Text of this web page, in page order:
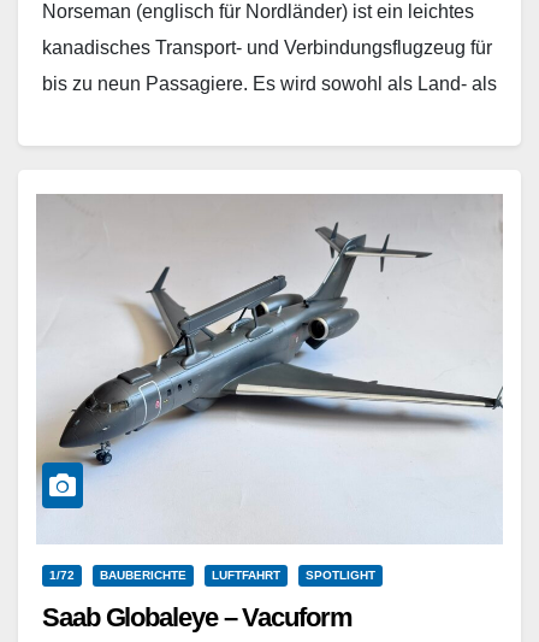
Norseman (englisch für Nordländer) ist ein leichtes
kanadisches Transport- und Verbindungsflugzeug für
bis zu neun Passagiere. Es wird sowohl als Land- als
1/72 BAUBERICHTE LUFTFAHRT SPOTLIGHT
Saab Globaleye – Vacuform